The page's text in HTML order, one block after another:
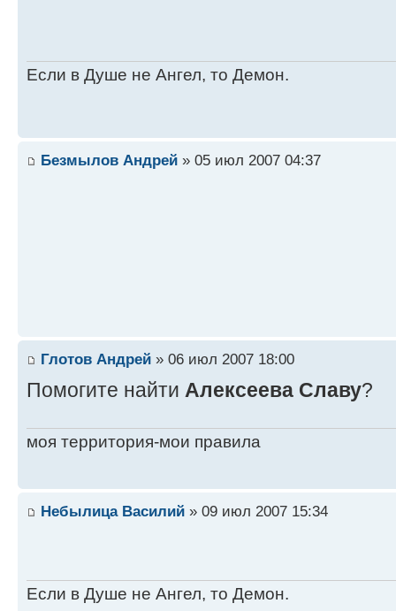
Если в Душе не Ангел, то Демон.
Безмылов Андрей » 05 июл 2007 04:37
Глотов Андрей » 06 июл 2007 18:00
Помогите найти Алексеева Славу?
моя территория-мои правила
Небылица Василий » 09 июл 2007 15:34
Если в Душе не Ангел, то Демон.